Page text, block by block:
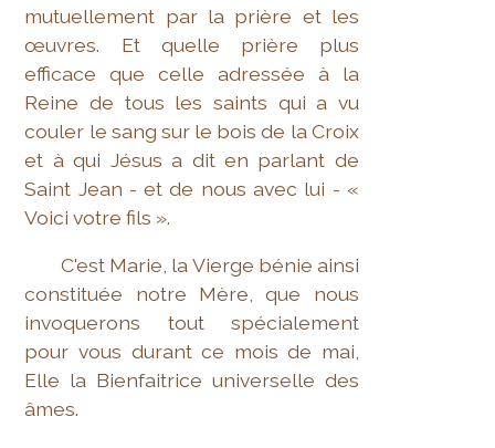
mutuellement par la prière et les
œuvres. Et quelle prière plus
efficace que celle adressée à la
Reine de tous les saints qui a vu
couler le sang sur le bois de la Croix
et à qui Jésus a dit en parlant de
Saint Jean - et de nous avec lui - «
Voici votre fils ».
C'est Marie, la Vierge bénie ainsi
constituée notre Mère, que nous
invoquerons tout spécialement
pour vous durant ce mois de mai,
Elle la Bienfaitrice universelle des
âmes.